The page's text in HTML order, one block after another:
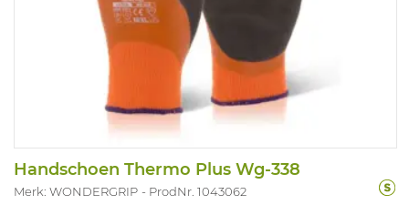
Handschoen Thermo Plus Wg-338
Merk: WONDERGRIP ProdNr. 1043062